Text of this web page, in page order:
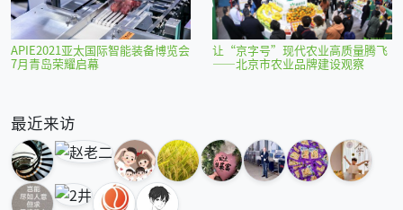
APIE2021亚太国际智能装备博览会
7月青岛荣耀启幕
让“京字号”现代农业高质量腾飞
——北京市农业品牌建设观察
最近来访